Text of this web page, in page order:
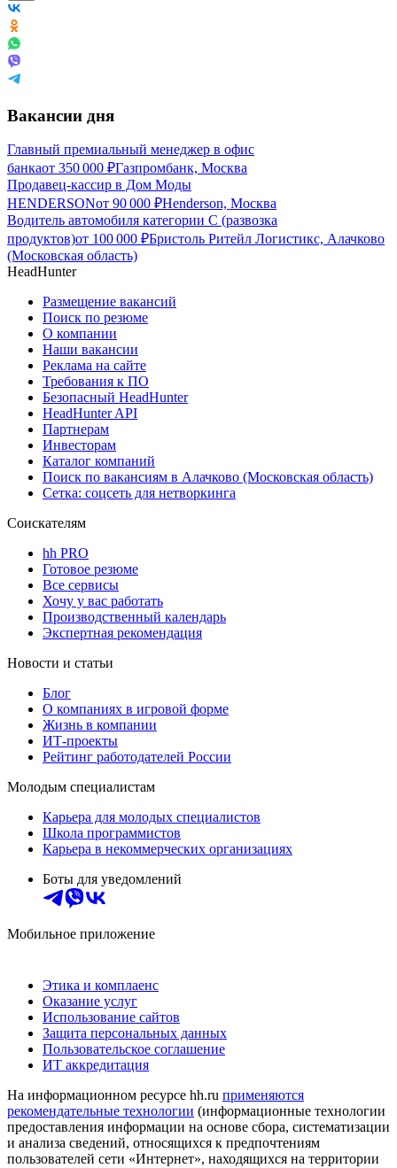
Вакансии дня
Главный премиальный менеджер в офис
банкаот 350 000 ₽Газпромбанк, Москва
Продавец-кассир в Дом Моды
HENDERSONот 90 000 ₽Henderson, Москва
Водитель автомобиля категории C (развозка
продуктов)от 100 000 ₽Бристоль Ритейл Логистикс, Алачково
(Московская область)
HeadHunter
Размещение вакансий
Поиск по резюме
О компании
Наши вакансии
Реклама на сайте
Требования к ПО
Безопасный HeadHunter
HeadHunter API
Партнерам
Инвесторам
Каталог компаний
Поиск по вакансиям в Алачково (Московская область)
Сетка: соцсеть для нетворкинга
Соискателям
hh PRO
Готовое резюме
Все сервисы
Хочу у вас работать
Производственный календарь
Экспертная рекомендация
Новости и статьи
Блог
О компаниях в игровой форме
Жизнь в компании
ИТ-проекты
Рейтинг работодателей России
Молодым специалистам
Карьера для молодых специалистов
Школа программистов
Карьера в некоммерческих организациях
Боты для уведомлений
Мобильное приложение
Этика и комплаенс
Оказание услуг
Использование сайтов
Защита персональных данных
Пользовательское соглашение
ИТ аккредитация
На информационном ресурсе hh.ru применяются
рекомендательные технологии (информационные технологии
предоставления информации на основе сбора, систематизации
и анализа сведений, относящихся к предпочтениям
пользователей сети «Интернет», находящихся на территории